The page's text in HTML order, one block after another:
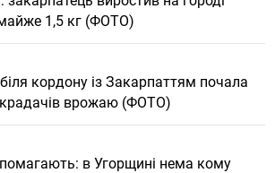
1,5 кг (ФОТО)
кордону із Закарпаттям почала
врожаю (ФОТО)
в Угорщині нема кому